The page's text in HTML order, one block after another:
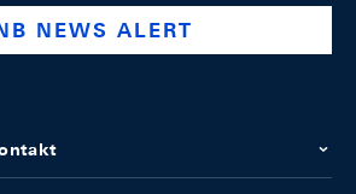
NEWS ALERT